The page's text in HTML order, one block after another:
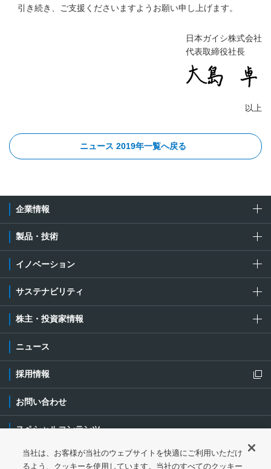
引き続き、ご支援くださいますようお願い申し上げます。
日本ガイシ株式会社
代表取締役社長
以上
ニュース 2019年一覧へ戻る
企業情報
製品・技術
イノベーション
サステナビリティ
株主・投資家情報
ニュース
採用情報
新規ウィンドウを開きます
お問い合わせ
スペシャルコンテンツ
ご利用条件・ご注意 プライバシーポリシー
新規ウィンドウを開き
当社は、お客様が当社のウェブサイトを快適にご利用いただけ
るよう、クッキーを使用しています。当社のすべてのクッキー